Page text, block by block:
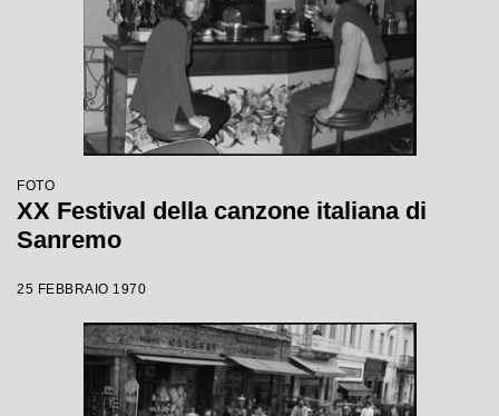
FOTO
XX Festival della canzone italiana di
Sanremo
25 FEBBRAIO 1970